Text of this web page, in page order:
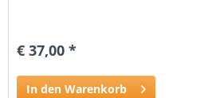
€ 37,00 *
In den Warenkorb